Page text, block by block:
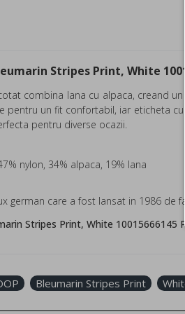
Stripes Print, White
combina lana cu alpaca, creand
pentru un fit confortabil, iar eticheta
pentru diverse ocazii.
nylon, 34% alpaca, 19% lana
german care a fost lansat in 1986 de
Stripes Print, White 10015666145
Bleumarin Stripes Print